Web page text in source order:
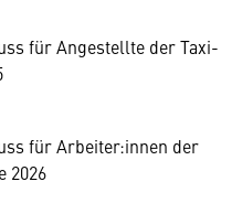
für Angestellte der Taxi-
für Arbeiter:innen der
2026